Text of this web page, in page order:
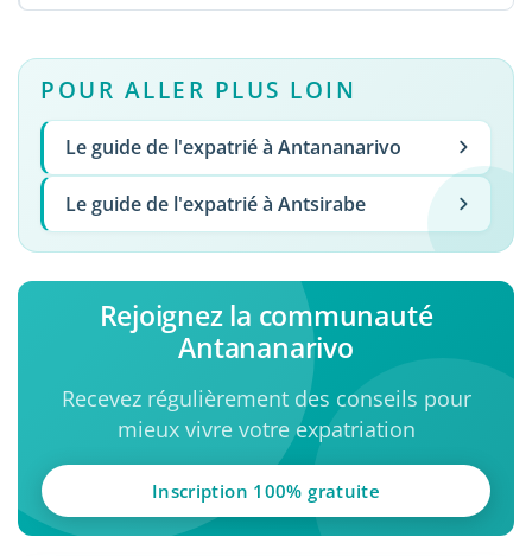
POUR ALLER PLUS LOIN
Le guide de l'expatrié à Antananarivo
Le guide de l'expatrié à Antsirabe
Rejoignez la communauté
Antananarivo
Recevez régulièrement des conseils pour
mieux vivre votre expatriation
Inscription 100% gratuite